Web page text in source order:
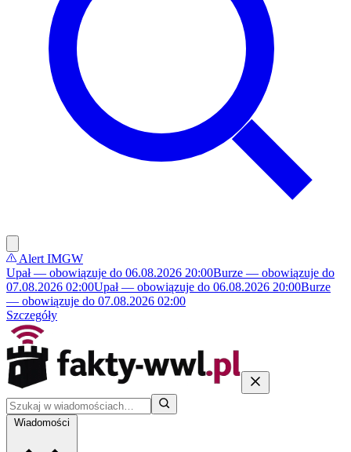
Alert IMGW
Upał — obowiązuje do 06.08.2026 20:00Burze — obowiązuje do
07.08.2026 02:00Upał — obowiązuje do 06.08.2026 20:00Burze
— obowiązuje do 07.08.2026 02:00
Szczegóły
Wiadomości